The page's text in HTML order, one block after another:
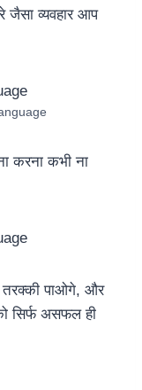
जैसा व्यवहार आप
करना कभी ना
पाओगे, और
सिर्फ असफल ही